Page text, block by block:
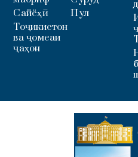
Сайёҳӣ
Тоҷикистон
ва ҷомеаи
ҷаҳон
Пул